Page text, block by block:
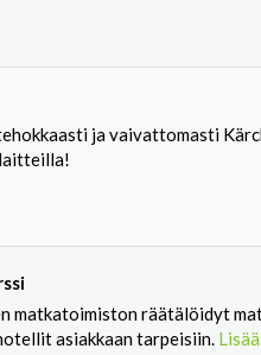
ja vaivattomasti
matkatoimiston räätälöidyt
asiakkaan tarpeisiin.